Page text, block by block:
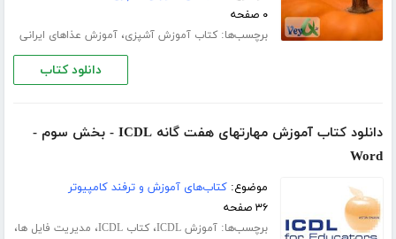
۰ صفحه
برچسب‌ها:کتاب آموزش آشپزی،آموزش عذاهای ایرانی
دانلود کتاب
دانلود کتاب آموزش مهارتهای هفت گانه ICDL - بخش سوم -
Word
موضوع:کتاب‌های آموزش و ترفند کامپیوتر
۳۶ صفحه
برچسب‌ها:آموزش ICDL ،کتاب ICDL ، مدیریت فایل ها،